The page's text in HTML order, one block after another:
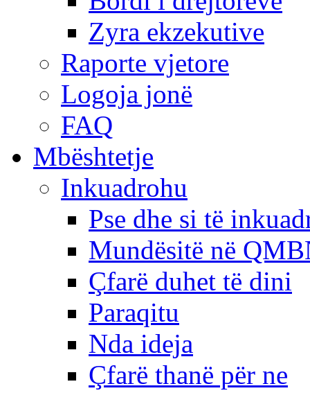
Zyra ekzekutive
Raporte vjetore
Logoja jonë
FAQ
Mbështetje
Inkuadrohu
Pse dhe si të
Mundësitë në
Çfarë duhet të dini
Paraqitu
Nda ideja
Çfarë thanë për ne